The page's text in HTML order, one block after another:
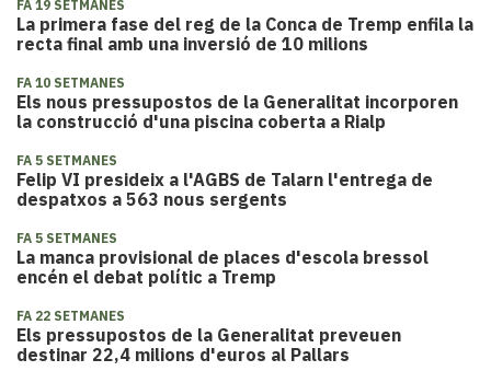
FA 19 SETMANES
La primera fase del reg de la Conca de Tremp enfila la
recta final amb una inversió de 10 milions
FA 10 SETMANES
Els nous pressupostos de la Generalitat incorporen
la construcció d'una piscina coberta a Rialp
FA 5 SETMANES
Felip VI presideix a l'AGBS de Talarn l'entrega de
despatxos a 563 nous sergents
FA 5 SETMANES
La manca provisional de places d'escola bressol
encén el debat polític a Tremp
FA 22 SETMANES
Els pressupostos de la Generalitat preveuen
destinar 22,4 milions d'euros al Pallars